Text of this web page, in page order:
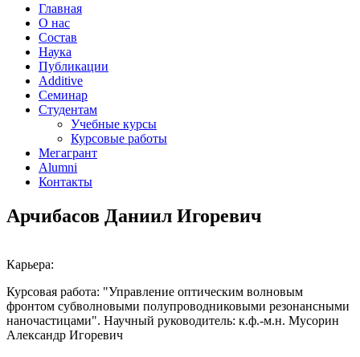
Главная
О нас
Состав
Наука
Публикации
Additive
Семинар
Студентам
Учебные курсы
Курсовые работы
Мегагрант
Alumni
Контакты
Арчибасов Даниил Игоревич
Карьера:
Курсовая работа: "Управление оптическим волновым
фронтом субволновыми полупроводниковыми резонансными
наночастицами". Научный руководитель: к.ф.-м.н. Мусорин
Александр Игоревич